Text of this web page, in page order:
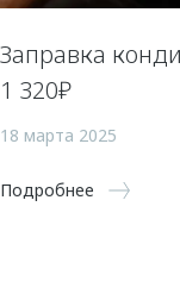
Заправка
1 320₽
18 марта 2025
Подробнее